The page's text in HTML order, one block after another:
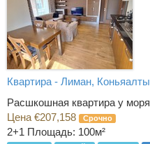
Квартира - Лиман,
Расшкошная квартира у моря
Цена €207,158
Срочно
2+1 Площадь: 100м²